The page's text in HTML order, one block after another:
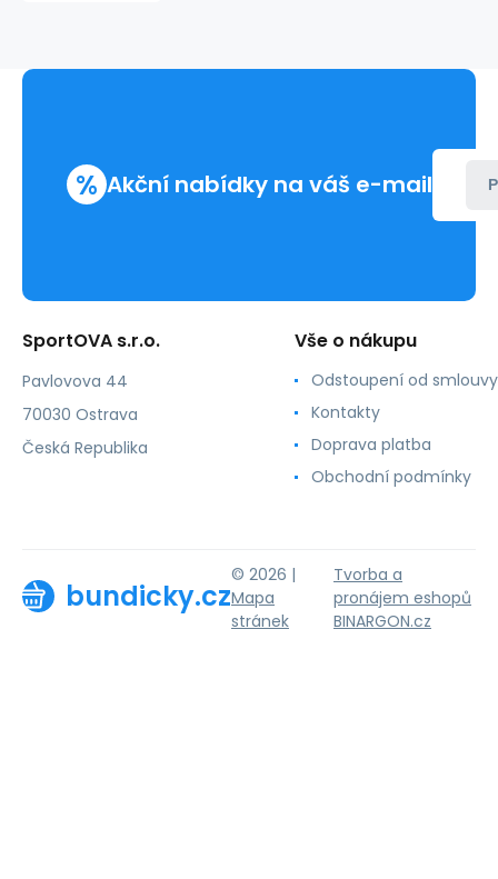
-
% Akční nabídky na váš e-mail
SportOVA s.r.o.
Pavlovova 44
70030 Ostrava
Česká Republika
Vše o nákupu
Odstoupení od smlouvy
Kontakty
Doprava platba
Obchodní podmínky
bundicky.cz
© 2026 |
Mapa
stránek
Tvorba a
pronájem eshopů
BINARGON.cz